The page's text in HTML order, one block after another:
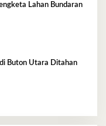
Lahan Bundaran
Buton Utara Ditahan